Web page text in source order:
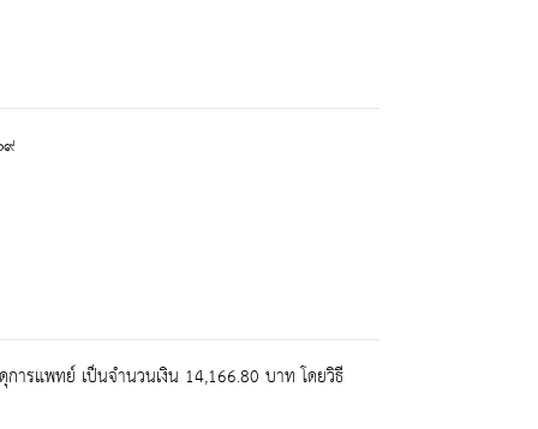
ารแพทย์ เป็นจำนวนเงิน 14,166.80 บาท โดยวิธี